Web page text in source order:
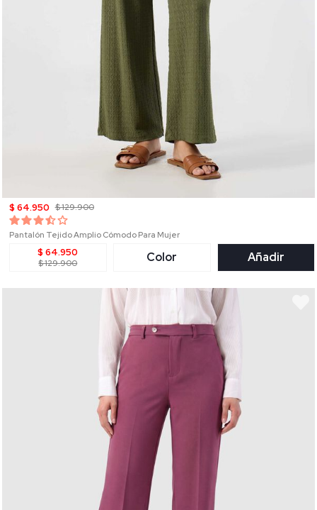
$ 64.950 $ 129.900
Pantalón Tejido Amplio Cómodo Para Mujer
$ 64.950
$ 129.900 Color Añadir